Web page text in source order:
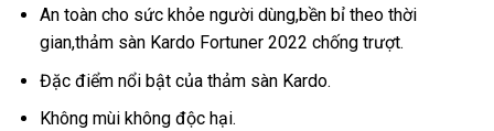
An toàn cho sức khỏe người dùng,bền bỉ theo thời
gian,thảm sàn Kardo Fortuner 2022 chống trượt.
Đặc điểm nổi bật của thảm sàn Kardo.
Không mùi không độc hại.